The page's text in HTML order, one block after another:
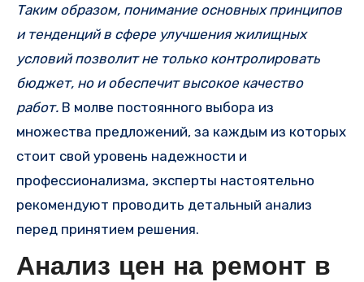
Таким образом, понимание основных принципов
и тенденций в сфере улучшения жилищных
условий позволит не только контролировать
бюджет, но и обеспечит высокое качество
работ. В молве постоянного выбора из
множества предложений, за каждым из которых
стоит свой уровень надежности и
профессионализма, эксперты настоятельно
рекомендуют проводить детальный анализ
перед принятием решения.
Анализ цен на ремонт в